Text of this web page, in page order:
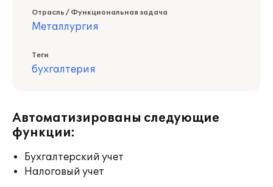
Отрасль / Функциональная задача
Металлургия
Теги
бухгалтерия
Автоматизированы следующие
функции:
Бухгалтерский учет
Налоговый учет